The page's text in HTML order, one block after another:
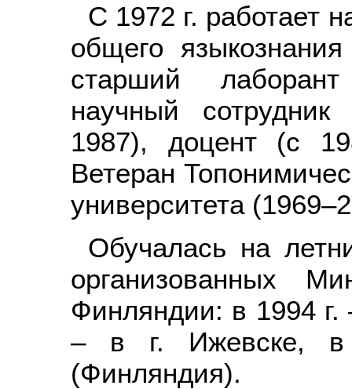
С 1972 г. работает
общего языкознания
старший
научный
1987), доцент (с
Ветеран
университета
Обучалась на
организованных
Финляндии: в 1994 г.
– в г. Ижевске,
(Финляндия).